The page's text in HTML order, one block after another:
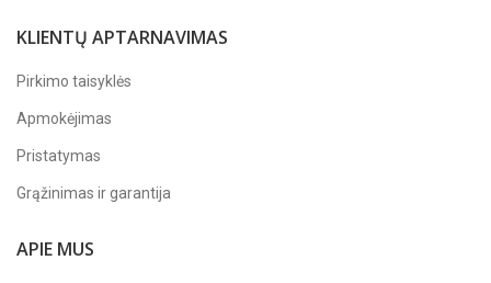
KLIENTŲ APTARNAVIMAS
Pirkimo taisyklės
Apmokėjimas
Pristatymas
Grąžinimas ir garantija
APIE MUS